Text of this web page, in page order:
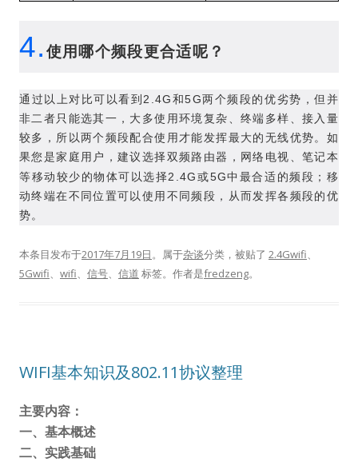
4. 使用哪个频段更合适呢？
通过以上对比可以看到2.4G 和5G两个频段的优劣势，但并
非二者只能选其一，大多使用环境复杂、终端多样、接入量
较多，所以两个频段配合使用才能发挥最大的无线优势。如
果您是家庭用户，建议选择双频路由器，网络电视、笔记本
等移动较少的物体可以选择2.4G 或5G中最合适的频段；移
动终端在不同位置可以使用不同频段，从而发挥各频段的优
势。
本条目发布于2017年7月19日。属于杂谈分类，被贴了 2.4Gwifi、
5Gwifi、 wifi、 信号、 信道 标签。 作者是fredzeng。
WIFI基本知识及802.11协议整理
主要内容：
一、基本概述
二、实践基础